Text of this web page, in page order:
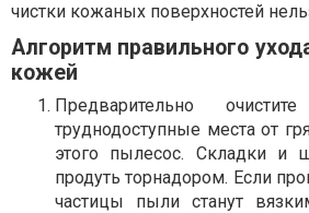
чистки кожаных поверхностей
Алгоритм правильного
кожей
Предварительно
труднодоступные места от
этого пылесос. Складки и
продуть торнадором. Если
частицы пыли станут